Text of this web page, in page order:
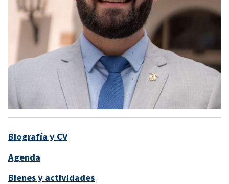
Biografía y CV
Agenda
Bienes y actividades